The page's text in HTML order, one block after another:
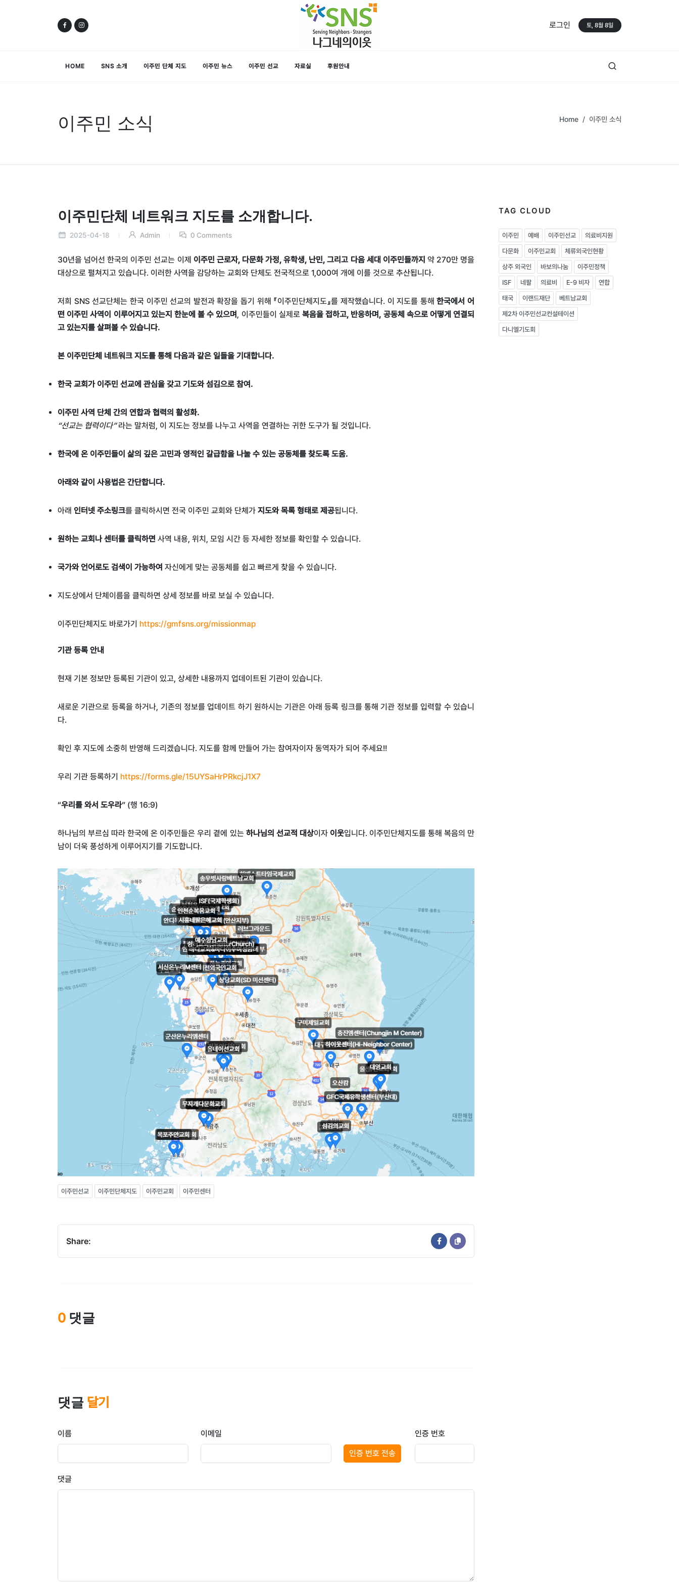
로그인 토, 8월 8일
HOME SNS 소개 이주민 단체 지도 이주민 뉴스 이주민 선교 자료실 후원안내
이주민 소식 Home 이주민 소식
이주민단체 네트워크 지도를 소개합니다.
2025-04-18 Admin 0 Comments
30년을 넘어선 한국의 이주민 선교는 이제 이주민 근로자, 다문화 가정,유학생, 난민,그리고 다음 세대 이주민들까지 약270만 명을
대상으로 펼쳐지고 있습니다. 이러한 사역을 감당하는 교회와 단체도 전국적으로 1,000여 개에 이를 것으로 추산됩니다.
저희 SNS선교단체는 한국 이주민 선교의 발전과 확장을 돕기 위해 『이주민단체지도』를 제작했습니다. 이 지도를 통해한국에서 어
떤 이주민 사역이 이루어지고 있는지 한눈에 볼 수 있으며 , 이주민들이 실제로 복음을 접하고, 반응하며 , 공동체 속으로 어떻게 연결되
고 있는지를 살펴볼 수 있습니다.
본 이주민단체 네트워크 지도를 통해 다음과 같은 일들을 기대합니다.
한국 교회가 이주민 선교에 관심을 갖고 기도와 섬김으로 참여.
이주민 사역 단체 간의 연합과 협력의 활성화.
“선교는 협력이다” 라는 말처럼, 이 지도는 정보를 나누고 사역을 연결하는 귀한 도구가 될 것입니다.
한국에 온 이주민들이 삶의 깊은 고민과 영적인 갈급함을 나눌 수 있는 공동체를 찾도록 도움.
아래와 같이 사용법은 간단합니다.
아래 인터넷 주소링크를 클릭하시면 전국 이주민 교회와 단체가 지도와 목록 형태로 제공됩니다.
원하는 교회나 센터를 클릭하면 사역 내용, 위치, 모임 시간 등 자세한 정보를 확인할 수 있습니다.
국가와 언어로도 검색이 가능하여 자신에게 맞는 공동체를 쉽고 빠르게 찾을 수 있습니다.
지도상에서 단체이름을 클릭하면 상세 정보를 바로 보실 수 있습니다.
이주민단체지도 바로가기 https://gmfsns.org/missionmap
기관 등록 안내
현재 기본 정보만 등록된 기관이 있고, 상세한 내용까지 업데이트된 기관이 있습니다.
새로운 기관으로 등록을 하거나, 기존의 정보를 업데이트 하기 원하시는 기관은 아래 등록 링크를 통해 기관 정보를 입력할 수 있습니
다.
확인 후 지도에 소중히 반영해 드리겠습니다. 지도를 함께 만들어 가는 참여자이자 동역자가 되어 주세요!!
우리 기관 등록하기 https://forms.gle/15UYSaHrPRkcjJ1X7
“우리를 와서 도우라” (행 16:9)
하나님의 부르심 따라 한국에 온 이주민들은 우리 곁에 있는 하나님의 선교적 대상이자 이웃입니다. 이주민단체지도를 통해 복음의 만
남이 더욱 풍성하게 이루어지기를 기도합니다.
이주민선교 이주민단체지도 이주민교회 이주민센터
Share:
0 댓글
댓글 달기
이름 이메일
인증 번호 전송
인증 번호
댓글
TAG CLOUD
이주민 예배 이주민선교 의료비지원
다문화 이주민교회 체류외국인현황
상주 외국인 바보의나눔 이주민정책
ISF 네팔 의료비 E-9 비자 연합
태국 이랜드재단 베트남교회
제2차 이주민선교컨설테이션
다니엘기도회